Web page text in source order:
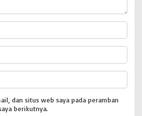
dan situs web saya pada peramban
berikutnya.